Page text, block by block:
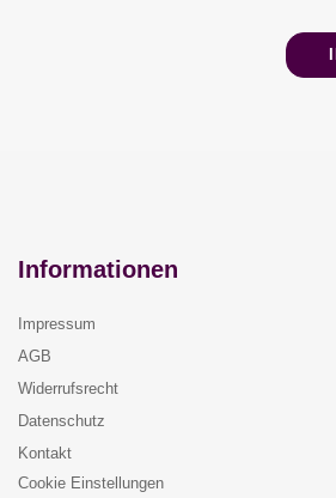
Informationen
Impressum
AGB
Widerrufsrecht
Datenschutz
Kontakt
Cookie Einstellungen